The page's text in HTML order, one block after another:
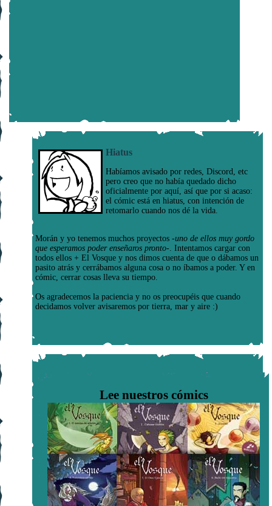
Hiatus
Habíamos avisado por redes, Discord, etc
pero creo que no había quedado dicho
oficialmente por aquí, así que por si acaso:
el cómic está en hiatus, con intención de
retomarlo cuando nos dé la vida.
Morán y yo tenemos muchos proyectos -uno de ellos muy gordo
que esperamos poder enseñaros pronto-. Intentamos cargar con
todos ellos + El Vosque y nos dimos cuenta de que o dábamos un
pasito atrás y cerrábamos alguna cosa o no íbamos a poder. Y en
cómic, cerrar cosas lleva su tiempo.
Os agradecemos la paciencia y no os preocupéis que cuando
decidamos volver avisaremos por tierra, mar y aire :)
Lee nuestros cómics